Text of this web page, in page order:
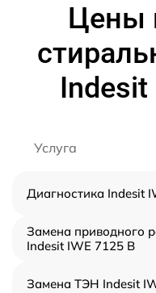
Цены
Indesit
Услуга
Диагностика Indesit
Замена приводного
Indesit IWE 7125 B
Замена ТЭН Indesit